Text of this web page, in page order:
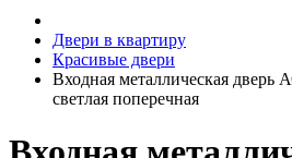
Двери в квартиру
Красивые двери
Входная металлическая дверь
светлая поперечная